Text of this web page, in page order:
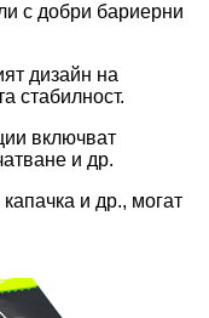
с добри бариерни
дизайн на
стабилност.
включват
и др.
и др., могат